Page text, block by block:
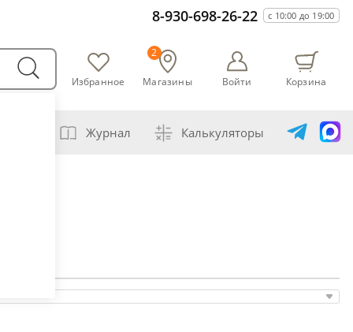
8-930-698-26-22 с 10:00 до 19:00
Избранное Магазины
2
Войти Корзина
Журнал Калькуляторы
сахарной браги